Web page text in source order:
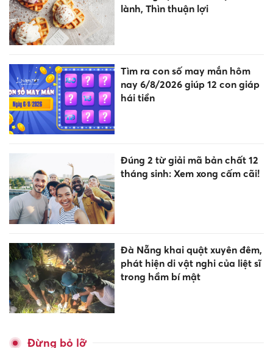
lành, Thìn thuận lợi
Tìm ra con số may mắn hôm
nay 6/8/2026 giúp 12 con giáp
hái tiền
Đúng 2 từ giải mã bản chất 12
tháng sinh: Xem xong cấm cãi!
Đà Nẵng khai quật xuyên đêm,
phát hiện di vật nghi của liệt sĩ
trong hầm bí mật
Đừng bỏ lỡ